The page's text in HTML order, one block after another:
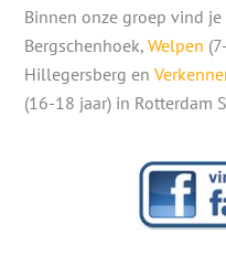
Binnen onze groep vind je
Bergschenhoek,Welpen
Hillegersberg en
(16-18 jaar) in Rotterdam